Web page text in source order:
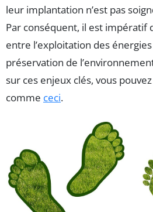
leur implantation n’est pas
Par conséquent, il est impératif
entre l’exploitation des
préservation de
sur ces enjeux clés, vous
comme ceci.